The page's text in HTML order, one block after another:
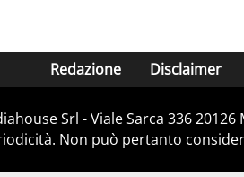
Redazione Disclaimer
Srl - Viale Sarca 336
Non può pertanto